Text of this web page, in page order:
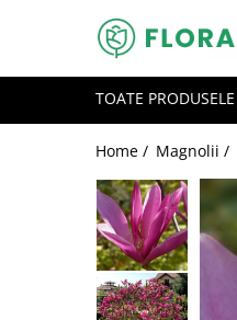
TOATE PRODUSELE
Home / Magnolii /